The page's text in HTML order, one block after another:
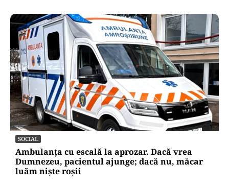
SOCIAL
Ambulanța cu escală la aprozar. Dacă vrea
Dumnezeu, pacientul ajunge; dacă nu, măcar
luăm niște roșii